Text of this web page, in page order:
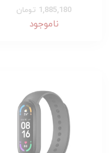
1,885,180 تومان
ناموجود